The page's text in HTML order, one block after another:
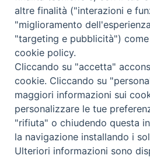
Luoghi delle Origini
Governo Generale
Famiglia Paolina
Notizie
RISORSE
Foto
Video
I NOSTRI CONTATTI
Contatti
© 2026 FIGLIE DI SAN PAOLO
Roma -tel:(06) 661.30.39 - email:
altre finalità ("interazioni e
"miglioramento
"targeting e pubblicità")
cookie policy.
Cliccando su "accetta"
cookie. Cliccando su
maggiori informazioni sui
personalizzare le tue
"rifiuta" o chiudendo questa
la navigazione installando i
Ulteriori informazioni sono